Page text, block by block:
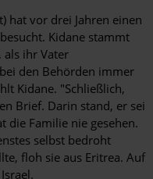
hat vor drei Jahren einen
Kidane stammt
als ihr Vater
den Behörden immer
Kidane. "Schließlich,
Brief. Darin stand, er sei
die Familie nie gesehen.
selbst bedroht
floh sie aus Eritrea. Auf